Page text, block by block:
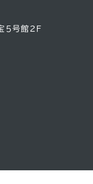
号館２Ｆ